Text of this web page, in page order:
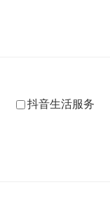
抖音生活服务